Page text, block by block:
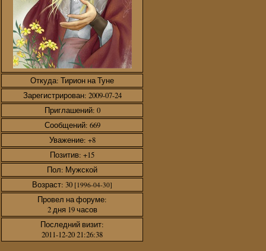
Откуда: Тирион на Туне
Зарегистрирован: 2009-07-24
Приглашений: 0
Сообщений: 669
Уважение: +8
Позитив: +15
Пол: Мужской
Возраст: 30 [1996-04-30]
Провел на форуме:
2 дня 19 часов
Последний визит:
2011-12-20 21:26:38